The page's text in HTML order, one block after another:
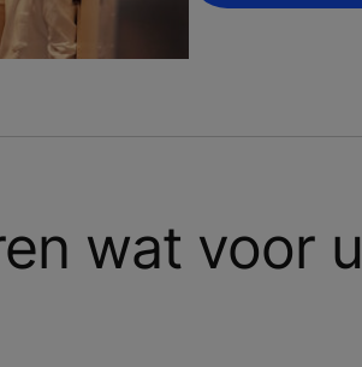
wat voor u